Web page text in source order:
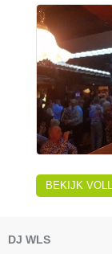
BEKIJK
DJ WLS